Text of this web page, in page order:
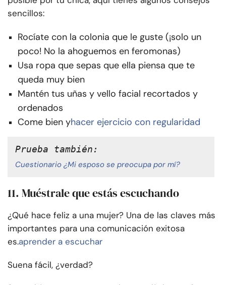
sencillos:
Rocíate con la colonia que le guste (¡solo un
poco! No la ahoguemos en feromonas)
Usa ropa que sepas que ella piensa que te
queda muy bien
Mantén tus uñas y vello facial recortados y
ordenados
Come bien yhacer ejercicio con regularidad
Prueba también:
Cuestionario ¿Mi esposo se preocupa por mí?
11. Muéstrale que estás escuchando
¿Qué hace feliz a una mujer? Una de las claves más
importantes para una comunicación exitosa
es.aprender a escuchar
Suena fácil, ¿verdad?